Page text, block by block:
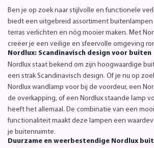
Ben je op zoek naar stijlvolle en functionele
biedt een uitgebreid assortiment buitenlampen
terras verlichten en nóg mooier maken. Met
creëer je een veilige en sfeervolle omgeving
Nordlux: Scandinavisch design voor buiten
Nordlux staat bekend om zijn hoogwaardige
een strak Scandinavisch design. Of je nu op
Nordlux wandlamp voor bij de voordeur, een
de overkapping, of een Nordlux staande lamp
heeft het allemaal. De combinatie van een
functionaliteit maakt deze lampen een
je buitenruimte.
Duurzame en weerbestendige Nordlux